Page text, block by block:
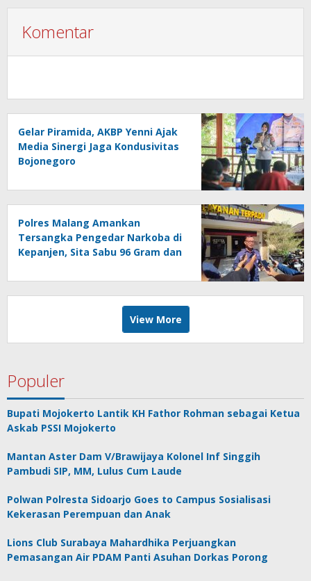
Komentar
Gelar Piramida, AKBP Yenni Ajak
Media Sinergi Jaga Kondusivitas
Bojonegoro
Polres Malang Amankan
Tersangka Pengedar Narkoba di
Kepanjen, Sita Sabu 96 Gram dan
View More
Populer
Bupati Mojokerto Lantik KH Fathor Rohman sebagai Ketua
Askab PSSI Mojokerto
Mantan Aster Dam V/Brawijaya Kolonel Inf Singgih
Pambudi SIP, MM, Lulus Cum Laude
Polwan Polresta Sidoarjo Goes to Campus Sosialisasi
Kekerasan Perempuan dan Anak
Lions Club Surabaya Mahardhika Perjuangkan
Pemasangan Air PDAM Panti Asuhan Dorkas Porong